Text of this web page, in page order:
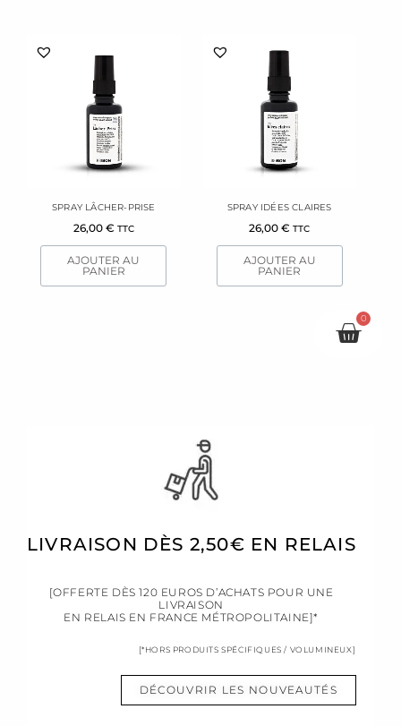
SPRAY LÂCHER-PRISE
26,00 € TTC
AJOUTER AU
PANIER
SPRAY IDÉES CLAIRES
26,00€ TTC
AJOUTER AU
PANIER
0
LIVRAISON DÈS 2,50€ EN RELAIS
[OFFERTE DÈS 120 EUROS D’ACHATS POUR UNE
LIVRAISON
EN RELAIS EN FRANCE MÉTROPOLITAINE]*
[*HORS PRODUITS SPÉCIFIQUES / VOLUMINEUX]
DÉCOUVRIR LES NOUVEAUTÉS